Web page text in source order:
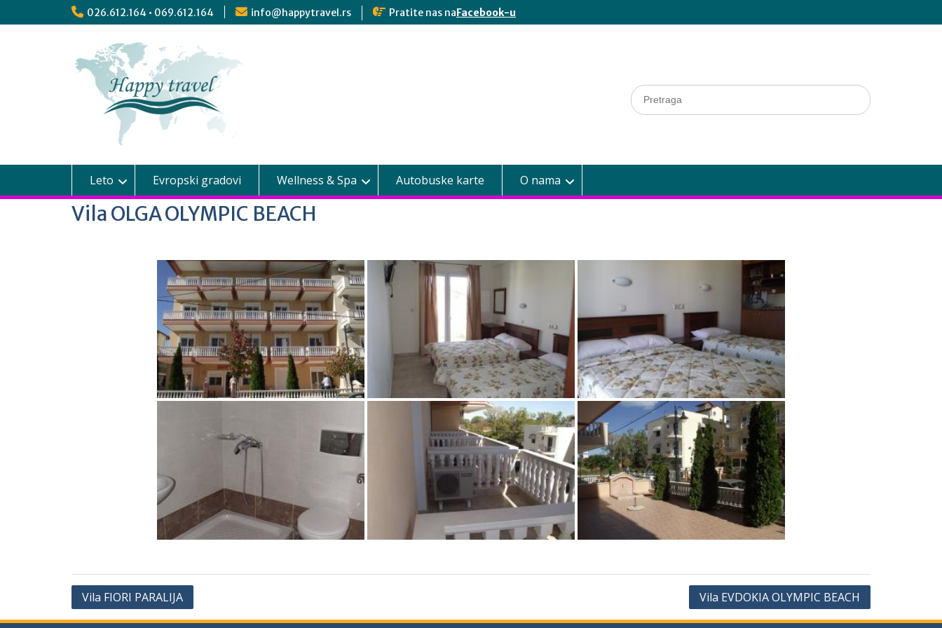
026.612.164 • 069.612.164 info@happytravel.rs Pratite nas naFacebook-u
Leto Evropski gradovi Wellness & Spa Autobuske karte O nama
Vila OLGA OLYMPIC BEACH
Vila FIORI PARALIJA Vila EVDOKIA OLYMPIC BEACH